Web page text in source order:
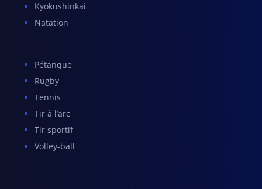
Kyokushinkai
Natation
Pétanque
Rugby
Tennis
Tir à l’arc
Tir sportif
Volley-ball